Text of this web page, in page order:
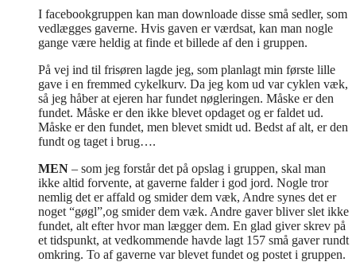
I facebookgruppen kan man downloade disse små sedler, som
vedlægges gaverne. Hvis gaven er værdsat, kan man nogle
gange være heldig at finde et billede af den i gruppen.
På vej ind til frisøren lagde jeg, som planlagt min første lille
gave i en fremmed cykelkurv. Da jeg kom ud var cyklen væk,
så jeg håber at ejeren har fundet nøgleringen. Måske er den
fundet. Måske er den ikke blevet opdaget og er faldet ud.
Måske er den fundet, men blevet smidt ud. Bedst af alt, er den
fundt og taget i brug….
MEN – som jeg forstår det på opslag i gruppen, skal man
ikke altid forvente, at gaverne falder i god jord. Nogle tror
nemlig det er affald og smider dem væk, Andre synes det er
noget “gøgl”,og smider dem væk. Andre gaver bliver slet ikke
fundet, alt efter hvor man lægger dem. En glad giver skrev på
et tidspunkt, at vedkommende havde lagt 157 små gaver rundt
omkring. To af gaverne var blevet fundet og postet i gruppen.